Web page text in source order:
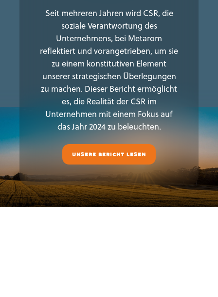
Seit mehreren Jahren wird CSR, die
soziale Verantwortung des
Unternehmens, bei Metarom
reflektiert und vorangetrieben, um sie
zu einem konstitutiven Element
unserer strategischen Überlegungen
zu machen. Dieser Bericht ermöglicht
es, die Realität der CSR im
Unternehmen mit einem Fokus auf
das Jahr 2024 zu beleuchten.
UNSERE BERICHT LESEN